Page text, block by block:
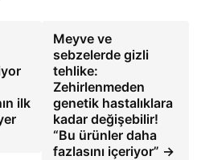
ilk
Meyve ve
sebzelerde gizli
tehlike:
Zehirlenmeden
genetik hastalıklara
kadar değişebilir!
“Bu ürünler daha
fazlasını içeriyor” →